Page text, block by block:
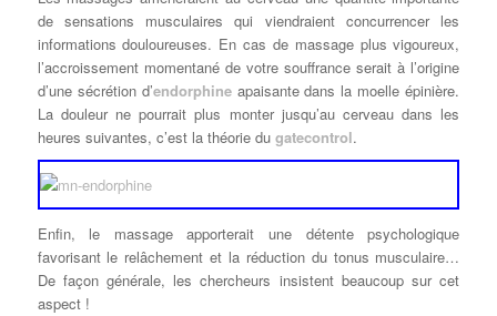
de sensations musculaires qui viendraient concurrencer les
informations douloureuses. En cas de massage plus vigoureux,
l’accroissement momentané de votre souffrance serait à l’origine
d’une sécrétion d’endorphineapaisante dans la moelle épinière.
La douleur ne pourrait plus monter jusqu’au cerveau dans les
heures suivantes, c’est la théorie du gatecontrol.
Enfin, le massage apporterait une détente psychologique
favorisant le relâchement et la réduction du tonus musculaire…
De façon générale, les chercheurs insistent beaucoup sur cet
aspect !